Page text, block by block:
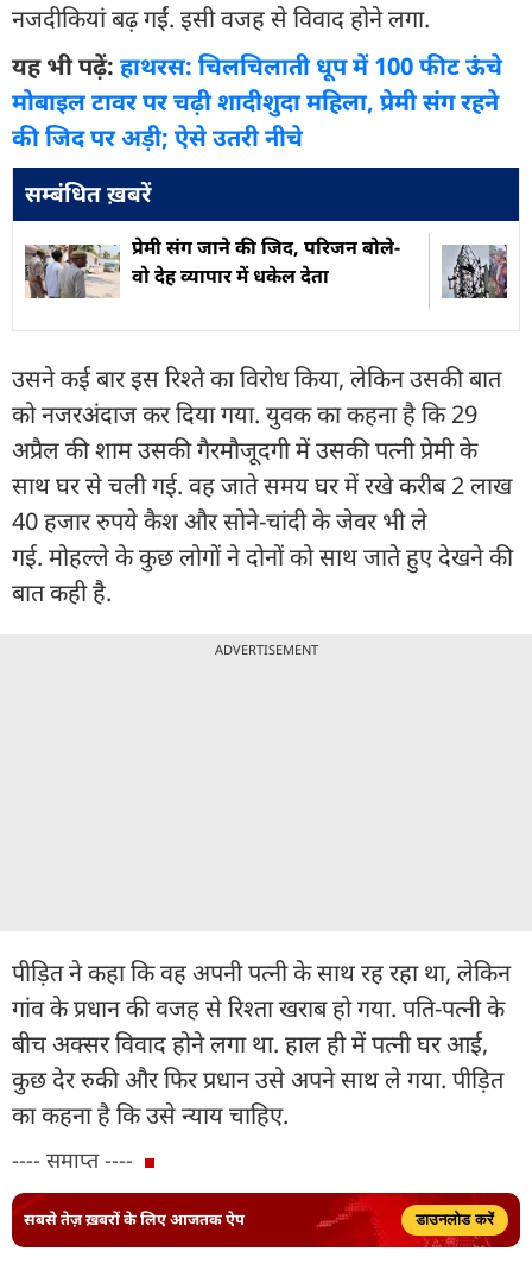
नजदीकियां बढ़ गईं. इसी वजह से विवाद होने लगा.
यह भी पढ़ें: हाथरस: चिलचिलाती धूप में 100 फीट ऊंचे
मोबाइल टावर पर चढ़ी शादीशुदा महिला, प्रेमी संग रहने
की जिद पर अड़ी; ऐसे उतरी नीचे
सम्बंधित ख़बरें
प्रेमी संग जाने की जिद, परिजन बोले-
वो देह व्यापार में धकेल देता
उसने कई बार इस रिश्ते का विरोध किया, लेकिन उसकी बात
को नजरअंदाज कर दिया गया. युवक का कहना है कि 29
अप्रैल की शाम उसकी गैरमौजूदगी में उसकी पत्नी प्रेमी के
साथ घर से चली गई. वह जाते समय घर में रखे करीब 2 लाख
40 हजार रुपये कैश और सोने-चांदी के जेवर भी ले
गई. मोहल्ले के कुछ लोगों ने दोनों को साथ जाते हुए देखने की
बात कही है.
ADVERTISEMENT
पीड़ित ने कहा कि वह अपनी पत्नी के साथ रह रहा था, लेकिन
गांव के प्रधान की वजह से रिश्ता खराब हो गया. पति-पत्नी के
बीच अक्सर विवाद होने लगा था. हाल ही में पत्नी घर आई,
कुछ देर रुकी और फिर प्रधान उसे अपने साथ ले गया. पीड़ित
का कहना है कि उसे न्याय चाहिए.
---- समाप्त ----
सबसे तेज़ ख़बरों के लिए आजतक ऐप डाउनलोड करें